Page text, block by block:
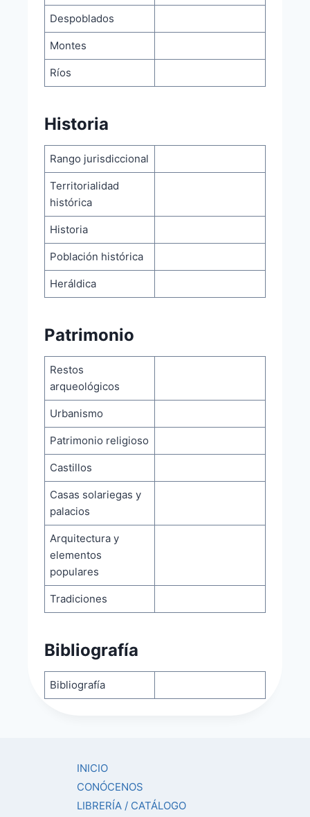
Despoblados
Montes
Ríos
Historia
Rango jurisdiccional
Territorialidad
histórica
Historia
Población histórica
Heráldica
Patrimonio
Restos
arqueológicos
Urbanismo
Patrimonio religioso
Castillos
Casas solariegas y
palacios
Arquitectura y
elementos
populares
Tradiciones
Bibliografía
Bibliografía
INICIO
CONÓCENOS
LIBRERÍA / CATÁLOGO